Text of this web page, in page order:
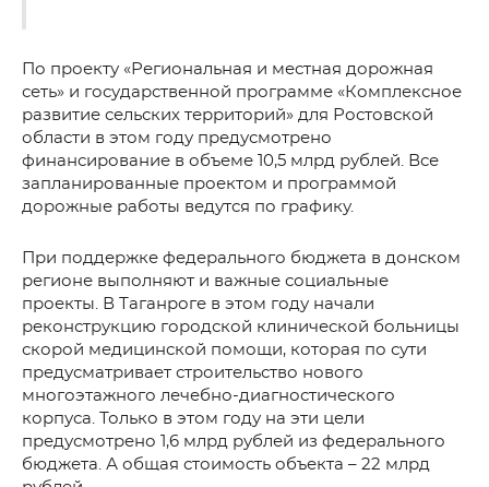
По проекту «Региональная и местная дорожная
сеть» и государственной программе «Комплексное
развитие сельских территорий» для Ростовской
области в этом году предусмотрено
финансирование в объеме 10,5 млрд рублей. Все
запланированные проектом и программой
дорожные работы ведутся по графику.
При поддержке федерального бюджета в донском
регионе выполняют и важные социальные
проекты. В Таганроге в этом году начали
реконструкцию городской клинической больницы
скорой медицинской помощи, которая по сути
предусматривает строительство нового
многоэтажного лечебно-диагностического
корпуса. Только в этом году на эти цели
предусмотрено 1,6 млрд рублей из федерального
бюджета. А общая стоимость объекта – 22 млрд